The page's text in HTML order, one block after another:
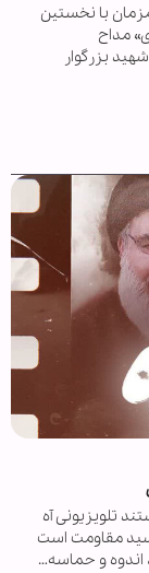
با نخستین
مداح
بزرگوار
تلویزیونی آه
سید مقاومت است
و حماسه…